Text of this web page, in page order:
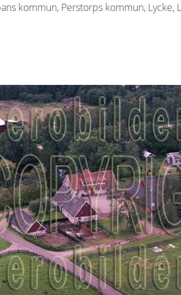
kommun, Perstorps kommun, Lycke,